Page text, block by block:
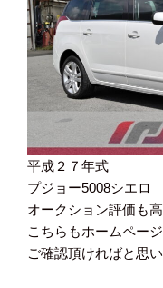
平成２７年式
プジョー5008シエロ
オークション評価も
こちらもホームペー
ご確認頂ければと思い